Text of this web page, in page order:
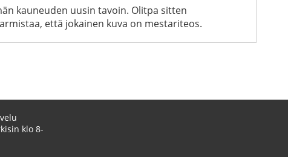
kauneuden uusin tavoin. Olitpa sitten
että jokainen kuva on mestariteos.
klo 8-